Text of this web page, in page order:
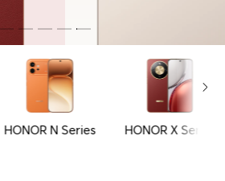
HONOR N Series HONOR X Series